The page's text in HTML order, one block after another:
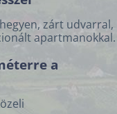
zárt udvarral,
apartmanokkal.
a